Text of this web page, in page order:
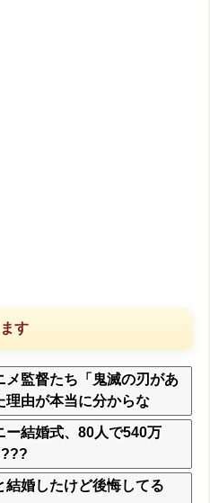
す
メ監督たち「鬼滅の刃があ
理由が本当に分からな
ー結婚式、80人で540万
結婚したけど後悔してる